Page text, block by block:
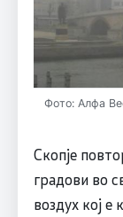
Фото: Алфа
Скопје
градови во
воздух кој е